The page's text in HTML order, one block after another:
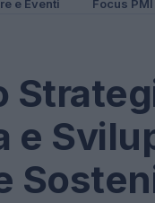
e Eventi Focus PMI
e